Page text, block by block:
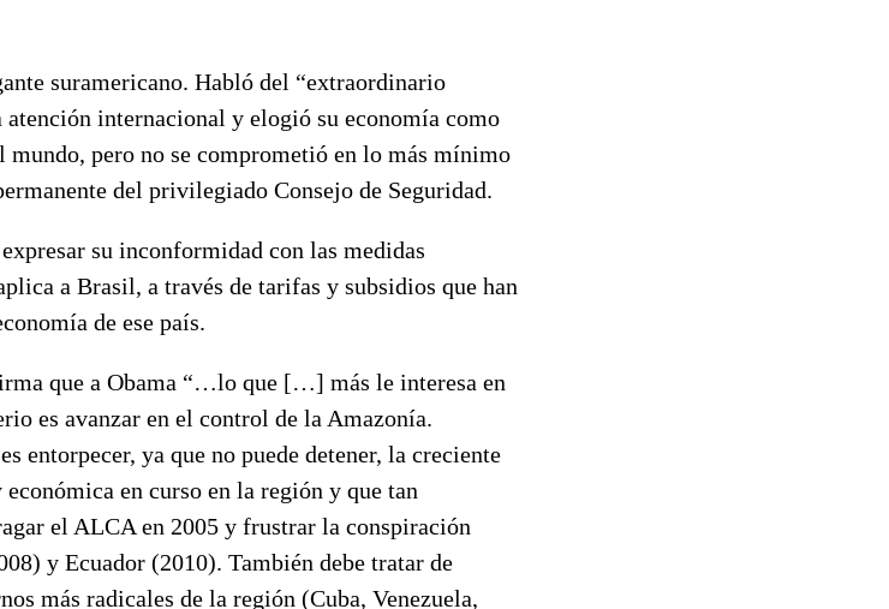
suramericano. Habló del “extraordinario
atención internacional y elogió su economía como
mundo, pero no se comprometió en lo más mínimo
del privilegiado Consejo de Seguridad.
su inconformidad con las medidas
a Brasil, a través de tarifas y subsidios que han
de ese país.
que a Obama “…lo que […] más le interesa en
es avanzar en el control de la Amazonía.
entorpecer, ya que no puede detener, la creciente
en curso en la región y que tan
el ALCA en 2005 y frustrar la conspiración
y Ecuador (2010). También debe tratar de
más radicales de la región (Cuba, Venezuela,